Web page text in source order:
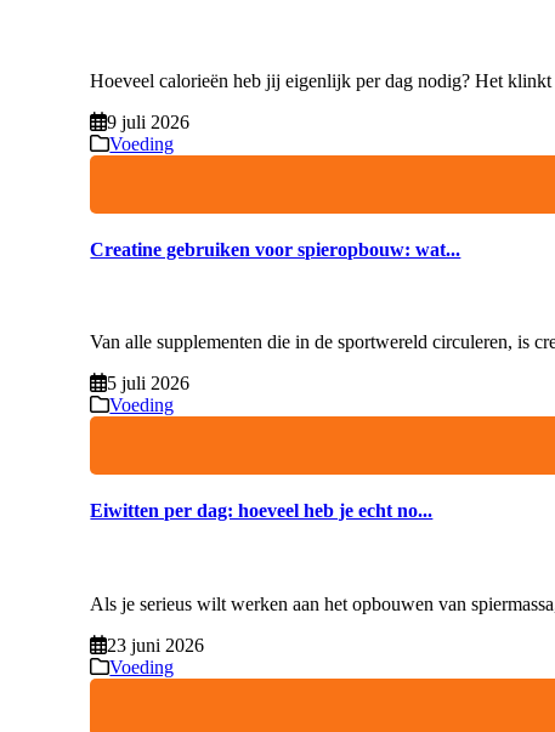
Hoeveel calorieën heb jij eigenlijk per dag nodig? Het klinkt
9 juli 2026
Voeding
Creatine gebruiken voor spieropbouw: wat...
Van alle supplementen die in de sportwereld circuleren, is
5 juli 2026
Voeding
Eiwitten per dag: hoeveel heb je echt no...
Als je serieus wilt werken aan het opbouwen van
23 juni 2026
Voeding